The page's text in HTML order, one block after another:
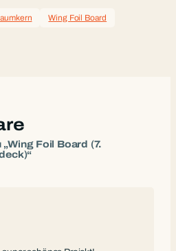
Wing Foil Board
Foil Board (7.